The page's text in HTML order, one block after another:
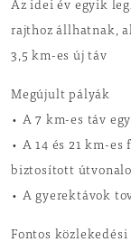
Az idei év egyik
rajthoz állhatnak,
3,5 km-es új táv
Megújult pályák
• A 7 km-es táv
• A 14 és 21 km-
biztosított
• A gyerektávok
Fontos